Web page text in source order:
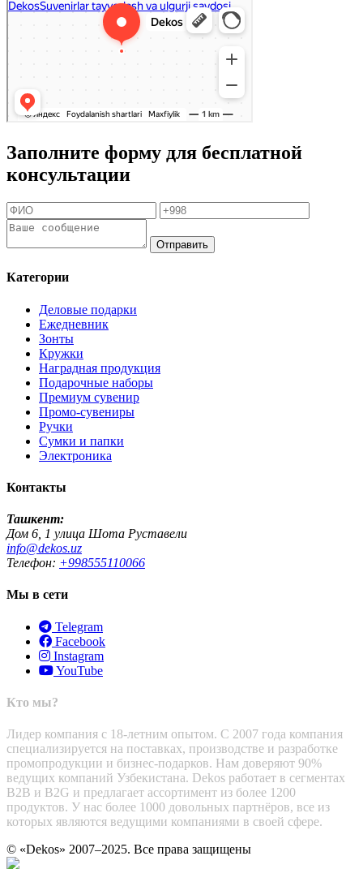
Заполните форму для бесплатной
консультации
Отправить
Категории
Деловые подарки
Ежедневник
Зонты
Кружки
Наградная продукция
Подарочные наборы
Премиум сувенир
Промо-сувениры
Ручки
Сумки и папки
Электроника
Контакты
Ташкент:
Дом 6, 1 улица Шота Руставели
info@dekos.uz
Телефон: +998555110066
Мы в сети
Telegram
Facebook
Instagram
YouTube
Кто мы?
Лидер компания с 18-летним опытом. С 2007 года компания
специализируется на поставках, производстве и разработке
промопродукции и бизнес-подарков. Нам доверяют 90%
ведущих компаний Узбекистана. Dekos работает в сегментах
B2B и B2G и предлагает ассортимент из более 1200
продуктов. У нас более 1000 довольных партнёров, все из
которых являются ведущими компаниями в своей сфере.
© «Dekos» 2007–2025. Все права защищены